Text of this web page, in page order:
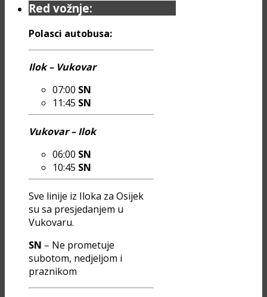
Red vožnje:
Polasci autobusa:
Ilok – Vukovar
07:00 SN
11:45 SN
Vukovar – Ilok
06:00 SN
10:45 SN
Sve linije iz Iloka za Osijek
su sa presjedanjem u
Vukovaru.
SN – Ne prometuje
subotom, nedjeljom i
praznikom